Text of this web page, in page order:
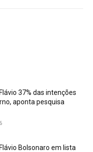
37% das intenções
aponta pesquisa
Bolsonaro em lista